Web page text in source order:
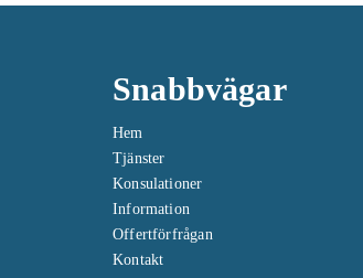
Snabbvägar
Hem
Tjänster
Konsulationer
Information
Offertförfrågan
Kontakt